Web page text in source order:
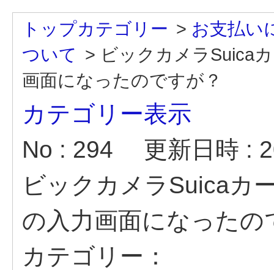
トップカテゴリー > お支払い
ついて > ビックカメラSuica
画面になったのですが？
カテゴリー表示
No : 294
更新日時 :
ビックカメラSuicaカ
の入力画面になったの
カテゴリー：